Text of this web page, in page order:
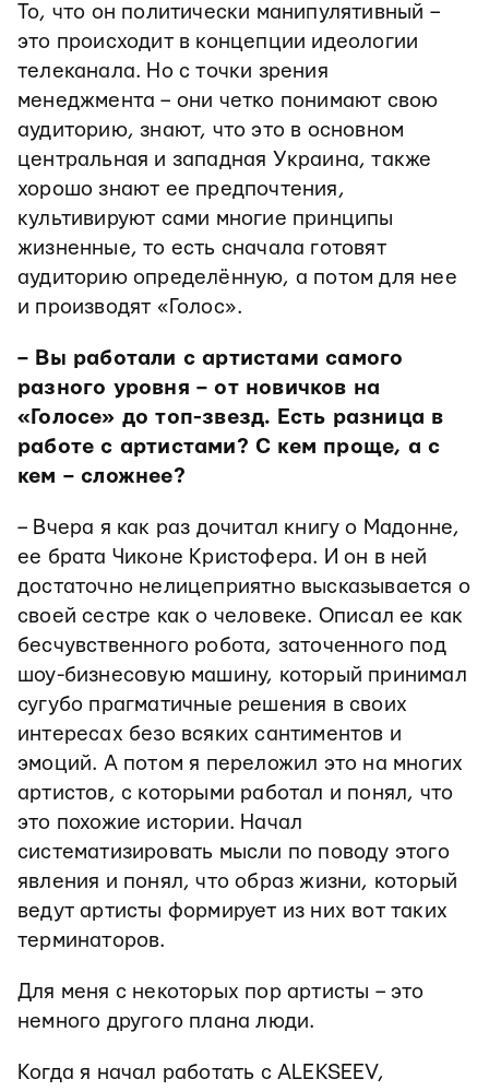
То, что он политически манипулятивный –
это происходит в концепции идеологии
телеканала. Но с точки зрения
менеджмента – они четко понимают свою
аудиторию, знают, что это в основном
центральная и западная Украина, также
хорошо знают ее предпочтения,
культивируют сами многие принципы
жизненные, то есть сначала готовят
аудиторию определённую, а потом для нее
и производят «Голос».
– Вы работали с артистами самого
разного уровня – от новичков на
«Голосе» до топ-звезд. Есть разница в
работе с артистами? С кем проще, а с
кем – сложнее?
– Вчера я как раз дочитал книгу о Мадонне,
ее брата Чиконе Кристофера. И он в ней
достаточно нелицеприятно высказывается о
своей сестре как о человеке. Описал ее как
бесчувственного робота, заточенного под
шоу-бизнесовую машину, который принимал
сугубо прагматичные решения в своих
интересах безо всяких сантиментов и
эмоций. А потом я переложил это на многих
артистов, с которыми работал и понял, что
это похожие истории. Начал
систематизировать мысли по поводу этого
явления и понял, что образ жизни, который
ведут артисты формирует из них вот таких
терминаторов.
Для меня с некоторых пор артисты – это
немного другого плана люди.
Когда я начал работать с ALEKSEEV,